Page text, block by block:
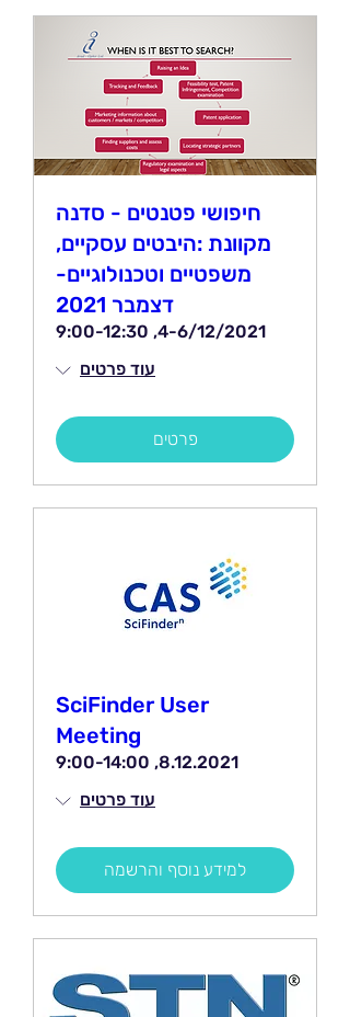
חיפושי פטנטים - סדנה
מקוונת :היבטים עסקיים,
משפטיים וטכנולוגיים-
דצמבר 2021
4-6/12/2021, 9:00-12:30
עוד פרטים
פרטים
SciFinder User
Meeting
8.12.2021, 9:00-14:00
עוד פרטים
למידע נוסף והרשמה